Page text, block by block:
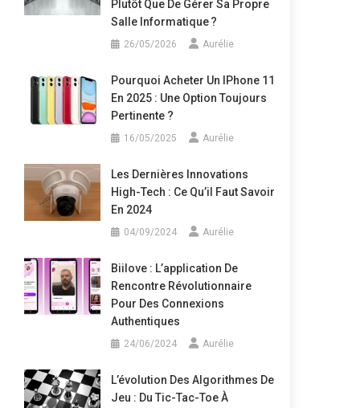
Plutôt Que De Gérer Sa Propre
Salle Informatique ?
26/05/2026 Aurélie
Pourquoi Acheter Un IPhone 11
En 2025 : Une Option Toujours
Pertinente ?
16/05/2025 Aurélie
Les Dernières Innovations
High-Tech : Ce Qu’il Faut Savoir
En 2024
04/09/2024 Aurélie
Biilove : L’application De
Rencontre Révolutionnaire
Pour Des Connexions
Authentiques
24/06/2024 Aurélie
L’évolution Des Algorithmes De
Jeu : Du Tic-Tac-Toe À